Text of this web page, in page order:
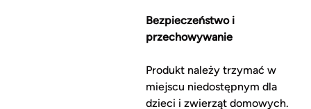
Bezpieczeństwo i
przechowywanie
Produkt należy trzymać w
miejscu niedostępnym dla
dzieci i zwierząt domowych.